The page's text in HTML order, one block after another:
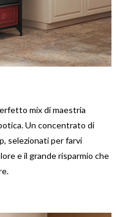
mix di maestria
Un concentrato di
selezionati per farvi
e il grande risparmio che